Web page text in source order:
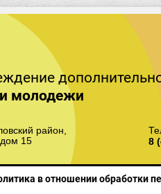
и молодежи
район,
дом 15
8
в отношении обработки